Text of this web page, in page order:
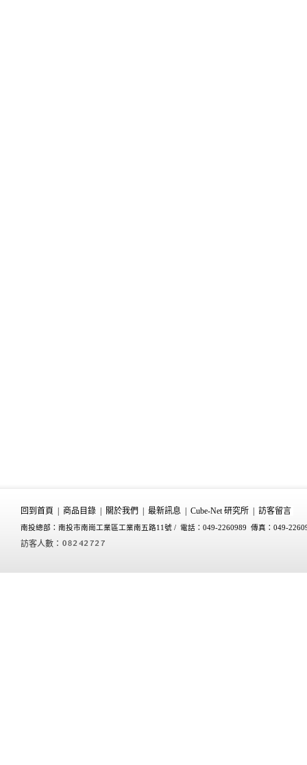
回到首頁 商品目錄 關於我們 最新訊息 Cube-Net 研究所 訪客留言
南投總部：南投市南崗工業區工業南五路11號 / 電話：049-2260989 傳真：049-
訪客人數：